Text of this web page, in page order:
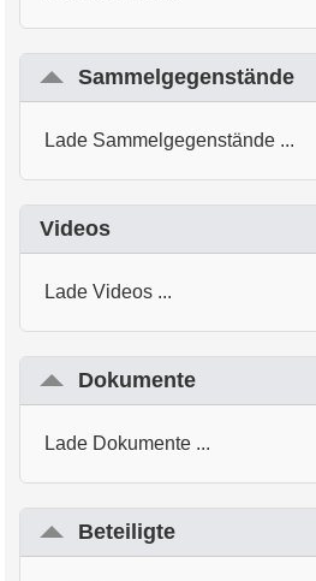
Sammelgegenstände
Lade Sammelgegenstände ...
Videos
Lade Videos ...
Dokumente
Lade Dokumente ...
Beteiligte